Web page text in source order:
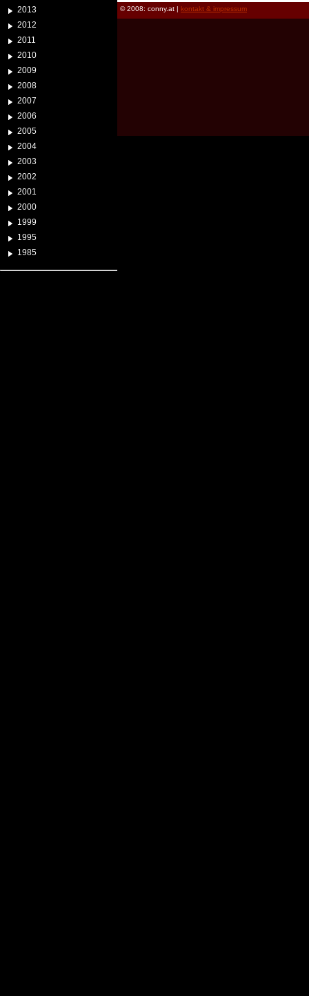
2013
2012
2011
2010
2009
2008
2007
2006
2005
2004
2003
2002
2001
2000
1999
1995
1985
© 2008: conny.at | kontakt & impressum